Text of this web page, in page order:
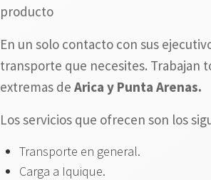
producto
En un solo contacto con sus
transporte que necesites. Trabajan
extremas de Arica y Punta Arenas.
Los servicios que ofrecen son los
Transporte en general.
Carga a Iquique.